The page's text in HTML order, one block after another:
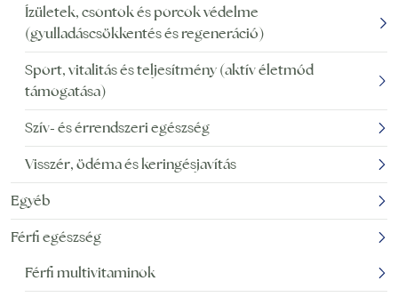
Ízületek, csontok és porcok védelme
(gyulladáscsökkentés és regeneráció)
Sport, vitalitás és teljesítmény (aktív életmód
támogatása)
Szív- és érrendszeri egészség
Visszér, ödéma és keringésjavítás
Egyéb
Férfi egészség
Férfi multivitaminok